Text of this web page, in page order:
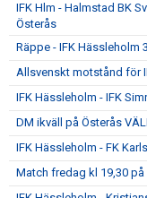
IFK Hlm - Halmstad BK
Österås
Räppe - IFK Hässleholm
Allsvenskt motstånd för
IFK Hässleholm - IFK
DM ikväll på Österås
IFK Hässleholm - FK
Match fredag kl 19,30